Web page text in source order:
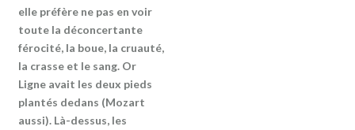
elle préfère ne pas en voir
toute la déconcertante
férocité, la boue, la cruauté,
la crasse et le sang. Or
Ligne avait les deux pieds
plantés dedans (Mozart
aussi). Là-dessus, les